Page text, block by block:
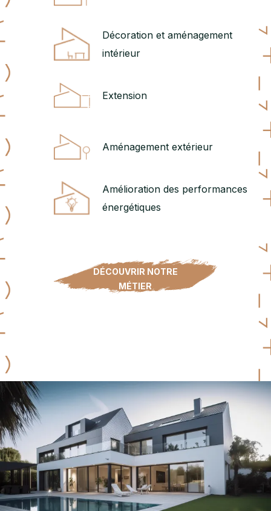
Décoration et aménagement
intérieur
Extension
Aménagement extérieur
Amélioration des performances
énergétiques
DÉCOUVRIR NOTRE
MÉTIER